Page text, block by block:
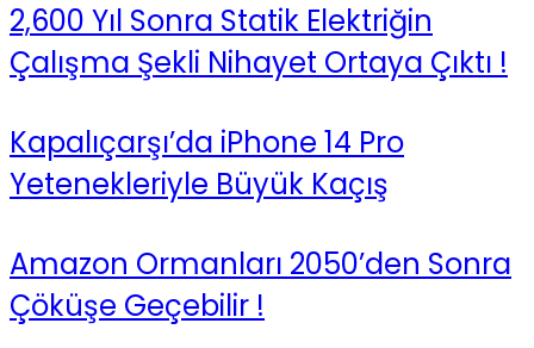
2,600 Yıl Sonra Statik Elektriğin
Çalışma Şekli Nihayet Ortaya Çıktı !
Kapalıçarşı’da iPhone 14 Pro
Yetenekleriyle Büyük Kaçış
Amazon Ormanları 2050’den Sonra
Çöküşe Geçebilir !